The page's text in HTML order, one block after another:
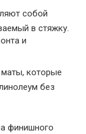
собой
в стяжку.
и
которые
без
финишного